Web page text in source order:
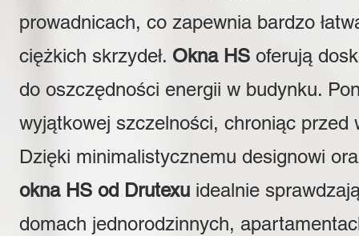
prowadnicach, co zapewnia bardzo
ciężkich skrzydeł. Okna HS oferują
do oszczędności energii w budynku.
wyjątkowej szczelności, chroniąc przed
Dzięki minimalistycznemu designowi
okna HS od Drutexu idealnie
domach jednorodzinnych,